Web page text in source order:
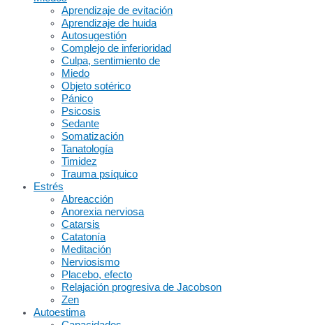
Aprendizaje de evitación
Aprendizaje de huida
Autosugestión
Complejo de inferioridad
Culpa, sentimiento de
Miedo
Objeto sotérico
Pánico
Psicosis
Sedante
Somatización
Tanatología
Timidez
Trauma psíquico
Estrés
Abreacción
Anorexia nerviosa
Catarsis
Catatonía
Meditación
Nerviosismo
Placebo, efecto
Relajación progresiva de Jacobson
Zen
Autoestima